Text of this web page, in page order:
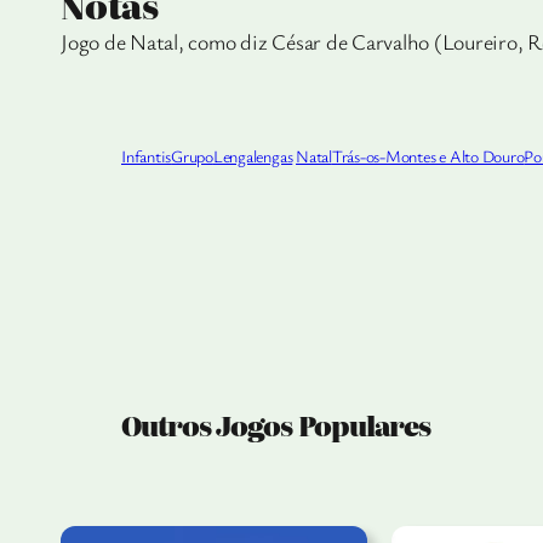
Jogo de Natal, como diz César de Carvalho (Loureiro,
InfantisGrupoLengalengasNatalTrás-os-Montes e Alto Douro
Outros Jogos Populares